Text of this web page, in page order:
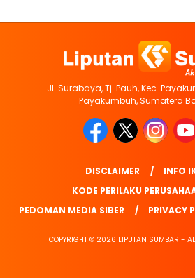
Jl. Surabaya, Tj. Pauh, Kec.
Payakumbuh, Sumatera
DISCLAIMER
INFO
KODE PERILAKU
PEDOMAN MEDIA SIBER
PRIVACY
COPYRIGHT © 2026 LIPUTAN SUMBAR -